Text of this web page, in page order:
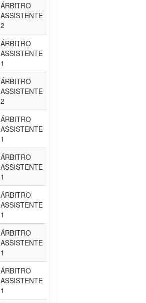
ÁRBITRO
ASSISTENTE
2
ÁRBITRO
ASSISTENTE
1
ÁRBITRO
ASSISTENTE
2
ÁRBITRO
ASSISTENTE
1
ÁRBITRO
ASSISTENTE
1
ÁRBITRO
ASSISTENTE
1
ÁRBITRO
ASSISTENTE
1
ÁRBITRO
ASSISTENTE
1